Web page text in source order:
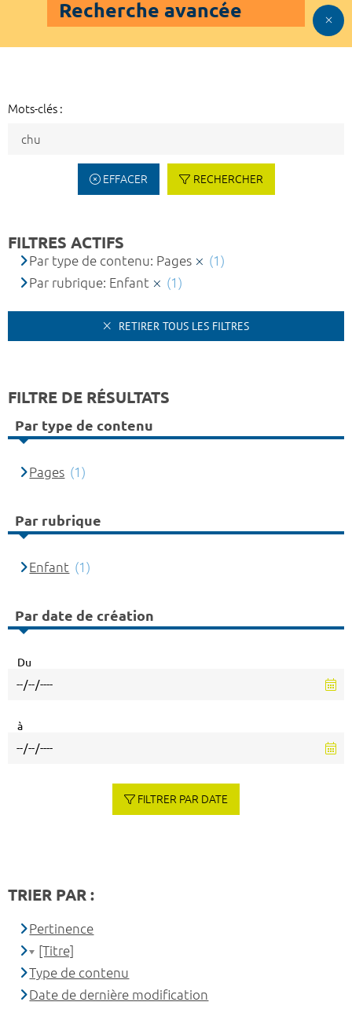
Recherche avancée
Mots-clés :
EFFACER RECHERCHER
FILTRES ACTIFS
Par type de contenu: Pages
(1)
Par rubrique: Enfant
(1)
RETIRER TOUS LES FILTRES
FILTRE DE RÉSULTATS
Par type de contenu
Pages (1)
Par rubrique
Enfant (1)
Par date de création
Du
à
FILTRER PAR DATE
TRIER PAR :
Pertinence
[Titre]
Type de contenu
Date de dernière modification